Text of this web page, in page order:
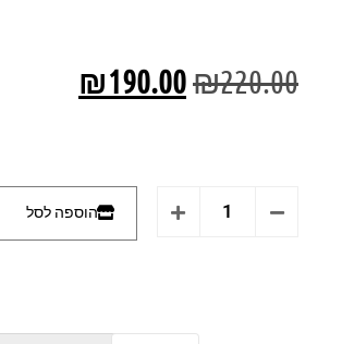
₪220.00
₪190.00
הוספה לסל